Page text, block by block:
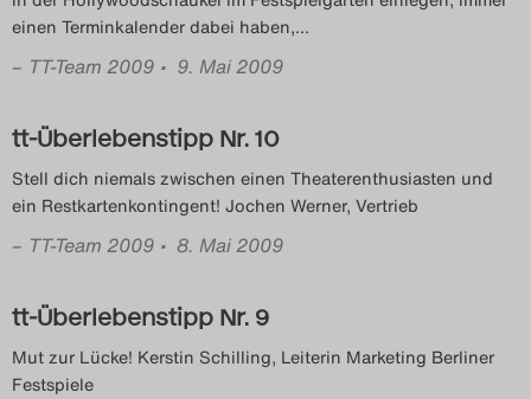
Das Theatertreffen-Blog
2021
Das Theatertreffen-Blog
2022
Das Theatertreffen-Blog
2023
Das Theatertreffen-Blog
2024
einen Terminkalender dabei haben,…
– TT-Team 2009 • 9. Mai 2009
tt-Überlebenstipp Nr. 10
Stell dich niemals zwischen einen Theaterenthusiasten und
ein Restkartenkontingent! Jochen Werner, Vertrieb
– TT-Team 2009 • 8. Mai 2009
tt-Überlebenstipp Nr. 9
Mut zur Lücke! Kerstin Schilling, Leiterin Marketing Berliner
Festspiele